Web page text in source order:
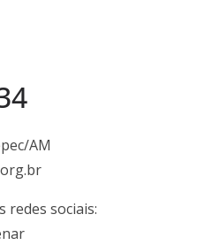
AM
redes sociais: